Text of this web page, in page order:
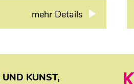
mehr Details
KUNST,